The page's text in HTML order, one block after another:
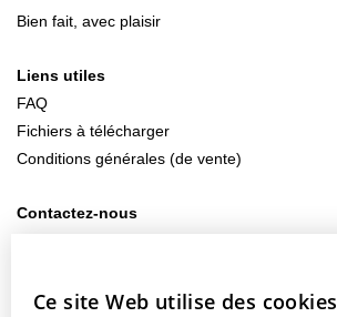
Bien fait, avec plaisir
Liens utiles
FAQ
Fichiers à télécharger
Conditions générales (de vente)
Contactez-nous
Ce site Web utilise des cookies